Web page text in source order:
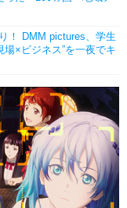
！ DMM pictures、学生
×ビジネス”を一夜でキ